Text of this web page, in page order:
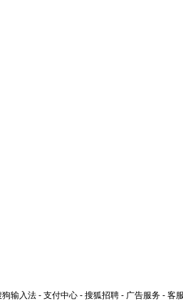
狗输入法 - 支付中心 - 搜狐招聘 - 广告服务 - 客